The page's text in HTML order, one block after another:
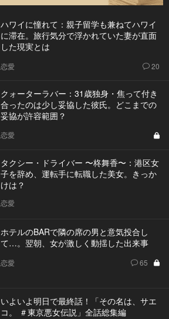
ハワイに憧れて：親子留学も兼ねてハワイ
に滞在。旅行気分で浮かれていた妻が直面
した現実とは
恋愛 20
クォーターラバー：31歳独身・焦って付き
合ったのは少し妥協した彼氏。どこまでの
妥協が許容範囲？
恋愛
タクシー・ドライバー 〜柊舞香〜：港区女
子を辞め、運転手に転職した美女。きっか
けは？
恋愛
ホテルのBARで隣の席の男と意気投合し
て…。翌朝、女が激しく動揺した出来事
恋愛 65
いよいよ明日で最終話！「その名は、サエ
コ。 ＃東京悪女伝説」全話総集編